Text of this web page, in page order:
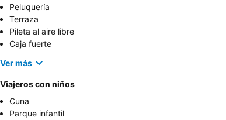
Peluquería
Terraza
Pileta al aire libre
Caja fuerte
Ver más
Viajeros con niños
Cuna
Parque infantil